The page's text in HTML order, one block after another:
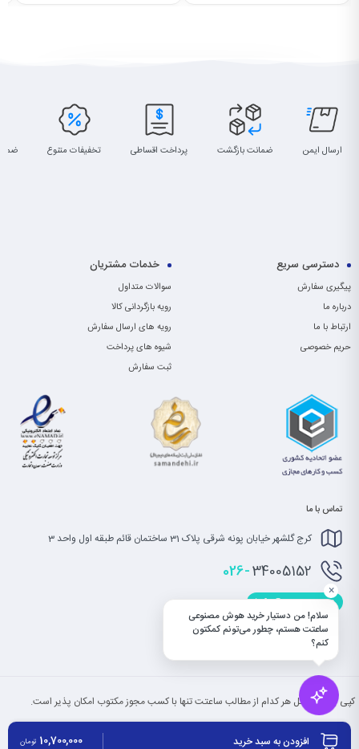
افزودن به سبد خرید 10,700,000 تومان
ارسال ایمن ضمانت بازگشت پرداخت اقساطی تخفیفات متنوع
دسترسی سریع
پیگیری سفارش
درباره ما
ارتباط با ما
حریم خصوصی
خدمات مشتریان
سوالات متداول
رویه بازگردانی کالا
رویه های ارسال سفارش
شیوه های پرداخت
ثبت سفارش
تماس با ما
کرج گلشهر خیابان پونه شرقی پلاک 31 ساختمان قائم طبقه اول واحد 3
026-34005152
info@saatet.com
کپی بخش یا کل هر کدام از مطالب ساعتت تنها با کسب مجوز مکتوب امکان پذیر است.
سلام! من دستیار خرید هوش مصنوعی
ساعتت هستم، چطور می‌تونم کمکتون
کنم؟
×